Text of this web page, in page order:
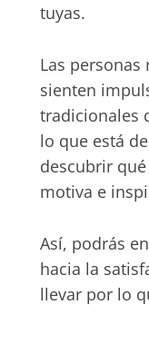
tuyas.
Las personas
sienten
tradicionales
lo que está
descubrir
motiva e
Así, podrás
hacia la
llevar por lo